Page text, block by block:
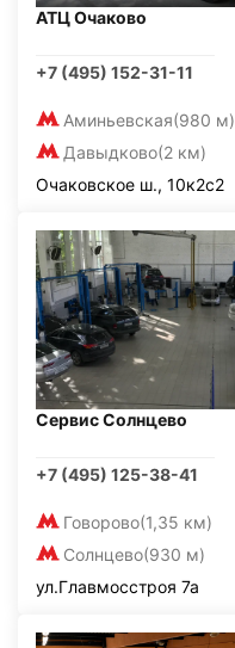
АТЦ Очаково
+7 (495) 152-31-11
Аминьевская(980 м)
Давыдково(2 км)
Очаковское ш., 10к2с2
Сервис Солнцево
+7 (495) 125-38-41
Говорово(1,35 км)
Солнцево(930 м)
ул.Главмосстроя 7а